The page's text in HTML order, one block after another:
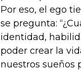
Por eso, el ego
se pregunta:
identidad,
poder crear la
nuestros sueños